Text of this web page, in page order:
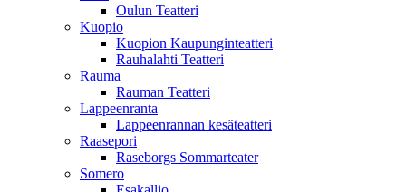
Oulun Teatteri
Kuopio
Kuopion Kaupunginteatteri
Rauhalahti Teatteri
Rauma
Rauman Teatteri
Lappeenranta
Lappeenrannan kesäteatteri
Raasepori
Raseborgs Sommarteater
Somero